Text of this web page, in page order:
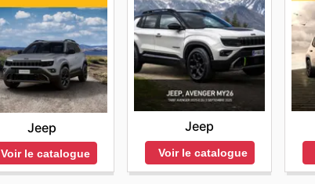
Jeep
Voir le catalogue
Jeep
Voir le catalogue